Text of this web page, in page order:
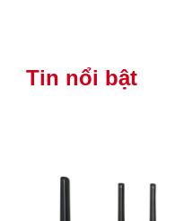
Tin nổi bật